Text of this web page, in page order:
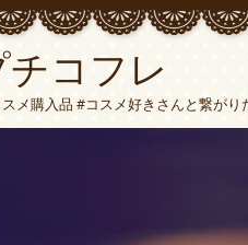
コフレ
メ購入品 #コスメ好きさんと繋がり